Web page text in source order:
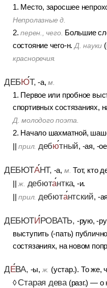
1. Место, заросшее
Непролазные д.
2.перен., чего. Большие
состояние чего-н. Д. науки
красноречия.
ДЕБЮТ, -а,м.
1. Первое или пробное
спортивных состязаниях,
Д. молодого поэта.
2. Начало шахматной,
||прил. дебютный, -ая, -
ДЕБЮТАНТ, -а, м. Тот, кто
||ж. дебютантка, -и.
||прил. дебютантский, -
ДЕБЮТИРОВАТЬ, -рую, -
выступить (-пать)
состязаниях, на новом
ДЕВА, -ы, ж. (устар.). То же,
◊Старая дева (разг.) — о